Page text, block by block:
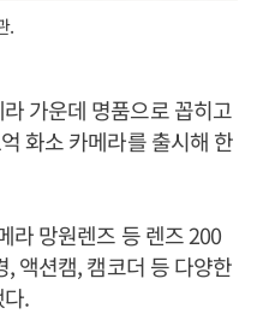
.
가운데 명품으로 꼽히고
화소 카메라를 출시해 한
라 망원렌즈 등 렌즈 200
액션캠, 캠코더 등 다양한
.